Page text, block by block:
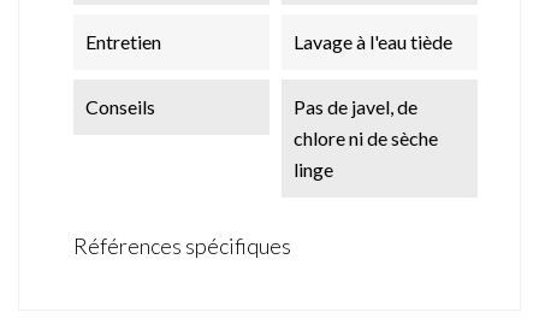
Entretien Lavage à l'eau tiède
Conseils
Pas de javel, de
chlore ni de sèche
linge
Références spécifiques